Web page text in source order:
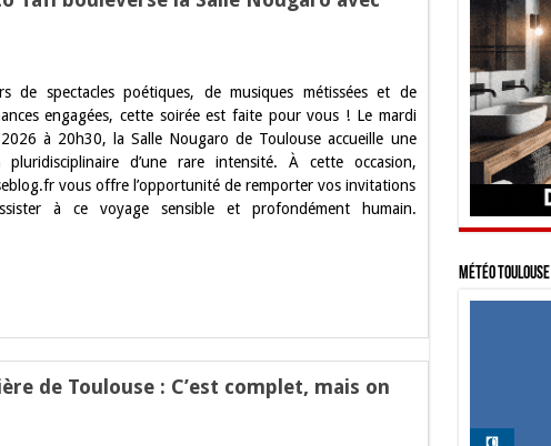
de spectacles poétiques, de musiques métissées et de
engagées, cette soirée est faite pour vous ! Le mardi
à 20h30, la Salle Nougaro de Toulouse accueille une
pluridisciplinaire d’une rare intensité. À cette occasion,
vous offre l’opportunité de remporter vos invitations
à ce voyage sensible et profondément humain.
de Toulouse : C’est complet, mais on
Météo Toulouse